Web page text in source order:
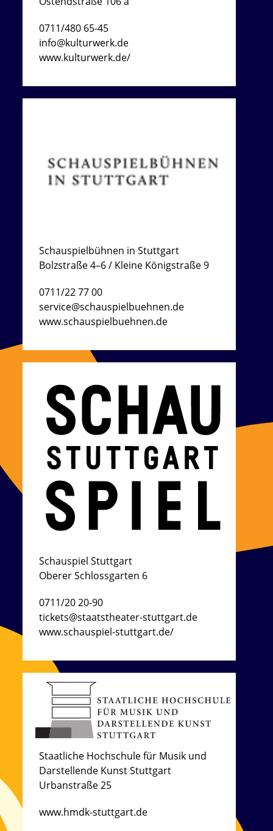
0711/480 65-45
info@kulturwerk.de
www.kulturwerk.de/
Schauspielbühnen in Stuttgart
Bolzstraße 4–6 / Kleine Königstraße 9
0711/22 77 00
service@schauspielbuehnen.de
www.schauspielbuehnen.de
Schauspiel Stuttgart
Oberer Schlossgarten 6
0711/20 20-90
tickets​@staatstheater-stuttgart.de
www.schauspiel-stuttgart.de/
Staatliche Hochschule für Musik und
Darstellende Kunst Stuttgart
Urbanstraße 25
www.hmdk-stuttgart.de